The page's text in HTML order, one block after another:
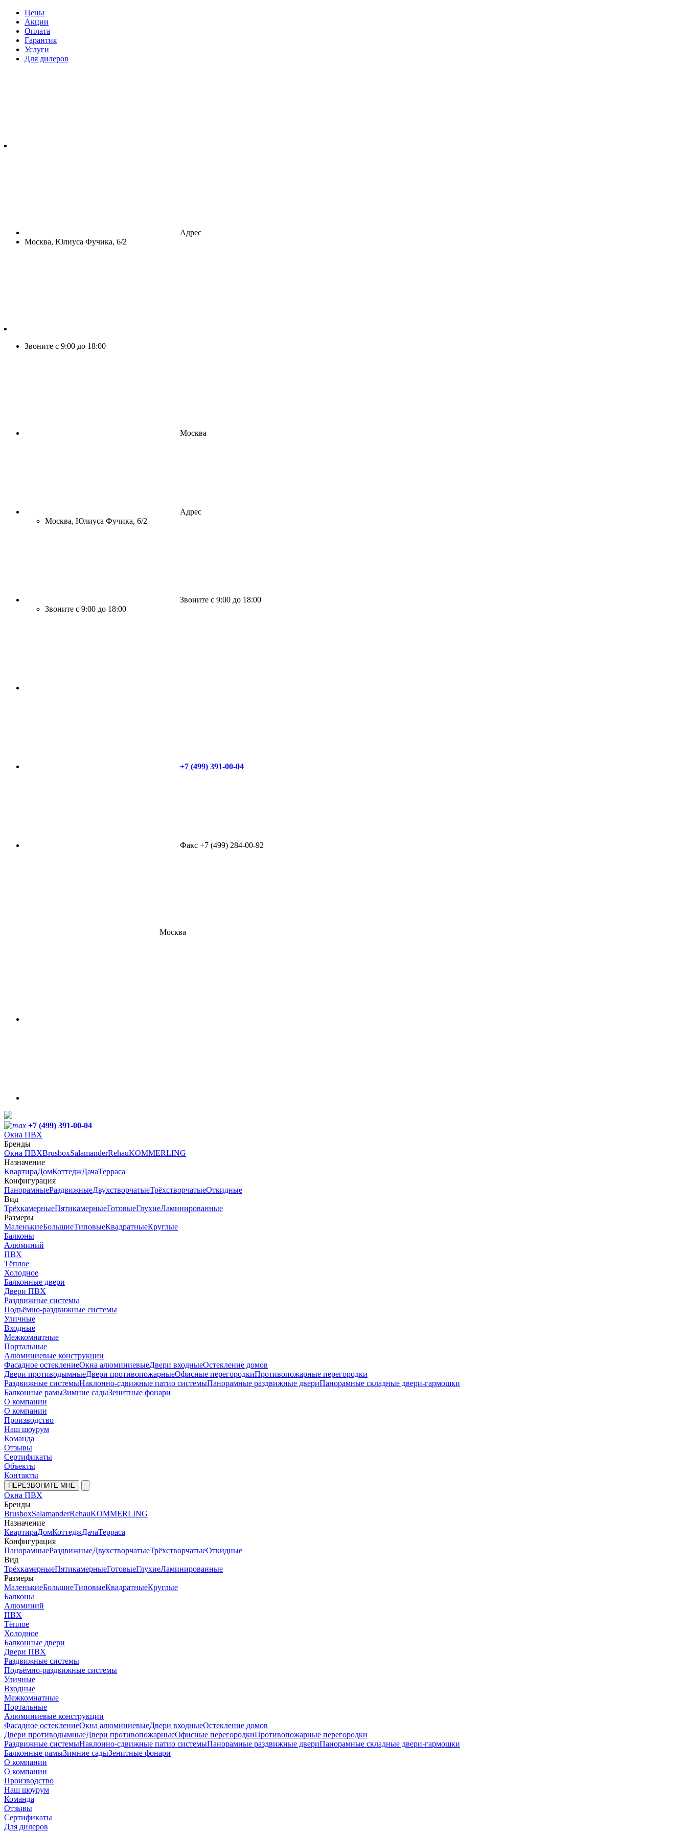
Цены
Акции
Оплата
Гарантия
Услуги
Для дилеров
Адрес
Москва, Юлиуса Фучика, 6/2
Звоните с 9:00 до 18:00
Москва
Адрес
Москва, Юлиуса Фучика, 6/2
Звоните с 9:00 до 18:00
Звоните с 9:00 до 18:00
+7 (499) 391-00-04
Факс +7 (499) 284-00-92
Москва
+7 (499) 391-00-04
Окна ПВХ
Бренды
Окна ПВХBrusboxSalamanderRehauKOMMERLING
Назначение
КвартираДомКоттеджДачаТерраса
Конфигурация
ПанорамныеРаздвижныеДвухстворчатыеТрёхстворчатыеОткидные
Вид
ТрёхкамерныеПятикамерныеГотовыеГлухиеЛаминированные
Размеры
МаленькиеБольшиеТиповыеКвадратныеКруглые
Балконы
Алюминий
ПВХ
Тёплое
Холодное
Балконные двери
Двери ПВХ
Раздвижные системы
Подъёмно-раздвижные системы
Уличные
Входные
Межкомнатные
Портальные
Алюминиевые конструкции
Фасадное остеклениеОкна алюминиевыеДвери входныеОстекление домов
Двери противодымныеДвери противопожарныеОфисные перегородкиПротивопожарные перегородки
Раздвижные системыНаклонно-сдвижные патио системыПанорамные раздвижные двериПанорамные складные двери-гармошки
Балконные рамыЗимние садыЗенитные фонари
О компании
О компании
Производство
Наш шоурум
Команда
Отзывы
Сертификаты
Объекты
Контакты
ПЕРЕЗВОНИТЕ МНЕ
Окна ПВХ
Бренды
BrusboxSalamanderRehauKOMMERLING
Назначение
КвартираДомКоттеджДачаТерраса
Конфигурация
ПанорамныеРаздвижныеДвухстворчатыеТрёхстворчатыеОткидные
Вид
ТрёхкамерныеПятикамерныеГотовыеГлухиеЛаминированные
Размеры
МаленькиеБольшиеТиповыеКвадратныеКруглые
Балконы
Алюминий
ПВХ
Тёплое
Холодное
Балконные двери
Двери ПВХ
Раздвижные системы
Подъёмно-раздвижные системы
Уличные
Входные
Межкомнатные
Портальные
Алюминиевые конструкции
Фасадное остеклениеОкна алюминиевыеДвери входныеОстекление домов
Двери противодымныеДвери противопожарныеОфисные перегородкиПротивопожарные перегородки
Раздвижные системыНаклонно-сдвижные патио системыПанорамные раздвижные двериПанорамные складные двери-гармошки
Балконные рамыЗимние садыЗенитные фонари
О компании
О компании
Производство
Наш шоурум
Команда
Отзывы
Сертификаты
Для дилеров